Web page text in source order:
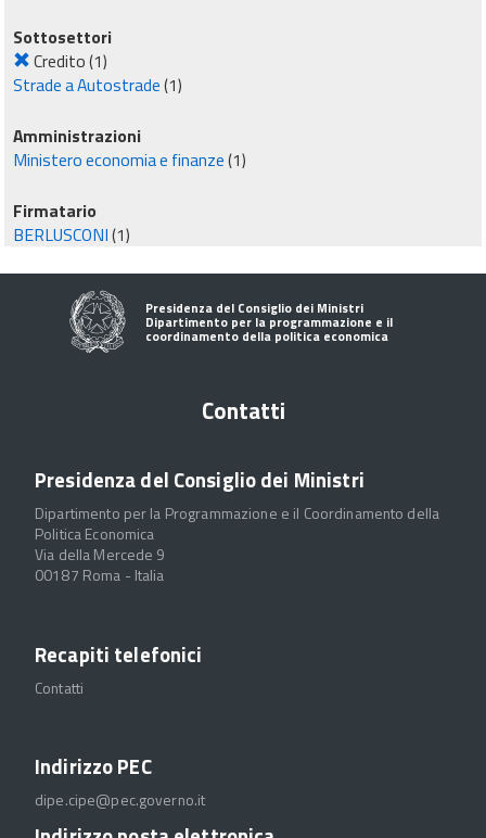
Sottosettori
Credito(1)
Strade a Autostrade(1)
Amministrazioni
Ministero economia e finanze(1)
Firmatario
BERLUSCONI(1)
Presidenza del Consiglio dei Ministri
Dipartimento per la programmazione e il
coordinamento della politica economica
Contatti
Presidenza del Consiglio dei Ministri
Dipartimento per la Programmazione e il Coordinamento della
Politica Economica
Via della Mercede 9
00187 Roma - Italia
Recapiti telefonici
Contatti
Indirizzo PEC
dipe.cipe@pec.governo.it